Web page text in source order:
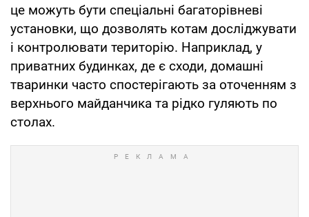
це можуть бути спеціальні багаторівневі
установки, що дозволять котам досліджувати
і контролювати територію. Наприклад, у
приватних будинках, де є сходи, домашні
тваринки часто спостерігають за оточенням з
верхнього майданчика та рідко гуляють по
столах.